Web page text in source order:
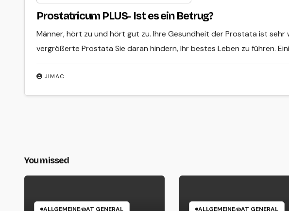
Prostatricum PLUS- Ist es ein Betrug?
JIMAC
Männer, hört zu und hört gut zu. Ihre Gesundheit der Prostata ist sehr
vergrößerte Prostata Sie daran hindern, Ihr bestes Leben zu führen.
You missed
ALLGEMEINE@AT GENERAL ALLGEMEINE@AT GENERAL